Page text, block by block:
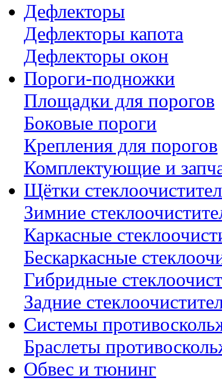
Дефлекторы
Дефлекторы капота
Дефлекторы окон
Пороги-подножки
Площадки для порогов
Боковые пороги
Крепления для порогов
Комплектующие и
Щётки
Зимние
Каркасные
Бескаркасные
Гибридные
Задние
Системы
Браслеты
Обвес и тюнинг